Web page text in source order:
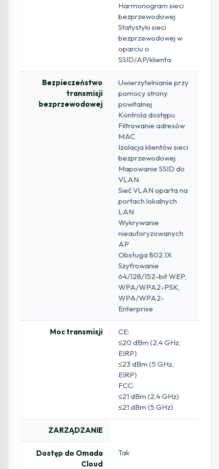
Harmonogram sieci
bezprzewodowej
Statystyki sieci
bezprzewodowej w
oparciu o
SSID/AP/klienta
Bezpieczeństwo
transmisji
bezprzewodowej
Uwierzytelnianie przy
pomocy strony
powitalnej
Kontrola dostępu
Filtrowanie adresów
MAC
Izolacja klientów sieci
bezprzewodowej
Mapowanie SSID do
VLAN
Sieć VLAN oparta na
portach lokalnych
LAN
Wykrywanie
nieautoryzowanych
AP
Obsługa 802.1X
Szyfrowanie
64/128/152-bit WEP,
WPA/WPA2-PSK,
WPA/WPA2-
Enterprise
Moc transmisji
CE:
≤20 dBm (2,4 GHz,
EIRP)
≤23 dBm (5 GHz,
EIRP)
FCC:
≤21 dBm (2,4 GHz)
≤21 dBm (5 GHz)
ZARZĄDZANIE
Dostęp do Omada
Cloud
Tak